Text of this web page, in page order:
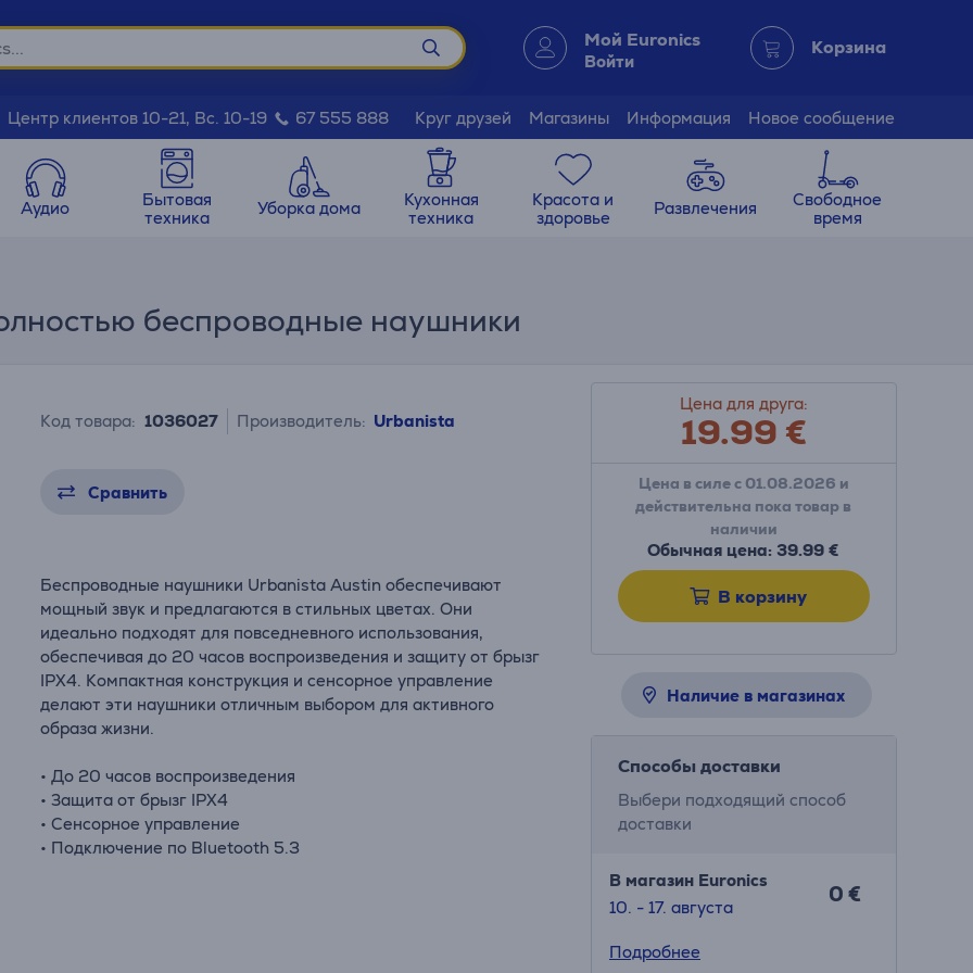
Мой Euronics
Войти
Корзина
Центр клиентов 10-21, Вс. 10-19 67 555 888 Круг друзей Магазины Информация Новое сообщение
Аудио
Бытовая
техника
Уборка дома
Кухонная
техника
Красота и
здоровье
Развлечения
Свободное
время
беспроводные наушники
Код товара: 1036027 Производитель: Urbanista
Сравнить
Беспроводные наушники Urbanista Austin обеспечивают
мощный звук и предлагаются в стильных цветах. Они
идеально подходят для повседневного использования,
обеспечивая до 20 часов воспроизведения и защиту от брызг
IPX4. Компактная конструкция и сенсорное управление
делают эти наушники отличным выбором для активного
образа жизни.
• До 20 часов воспроизведения
• Защита от брызг IPX4
• Сенсорное управление
• Подключение по Bluetooth 5.3
Цена для друга:
19.99€
Цена в силе с 01.08.2026 и
действительна пока товар в
наличии
Обычная цена: 39.99 €
В корзину
Наличие в магазинах
Способы доставки
Выбери подходящий способ
доставки
В магазин Euronics
10. - 17. августа
0 €
Подробнее